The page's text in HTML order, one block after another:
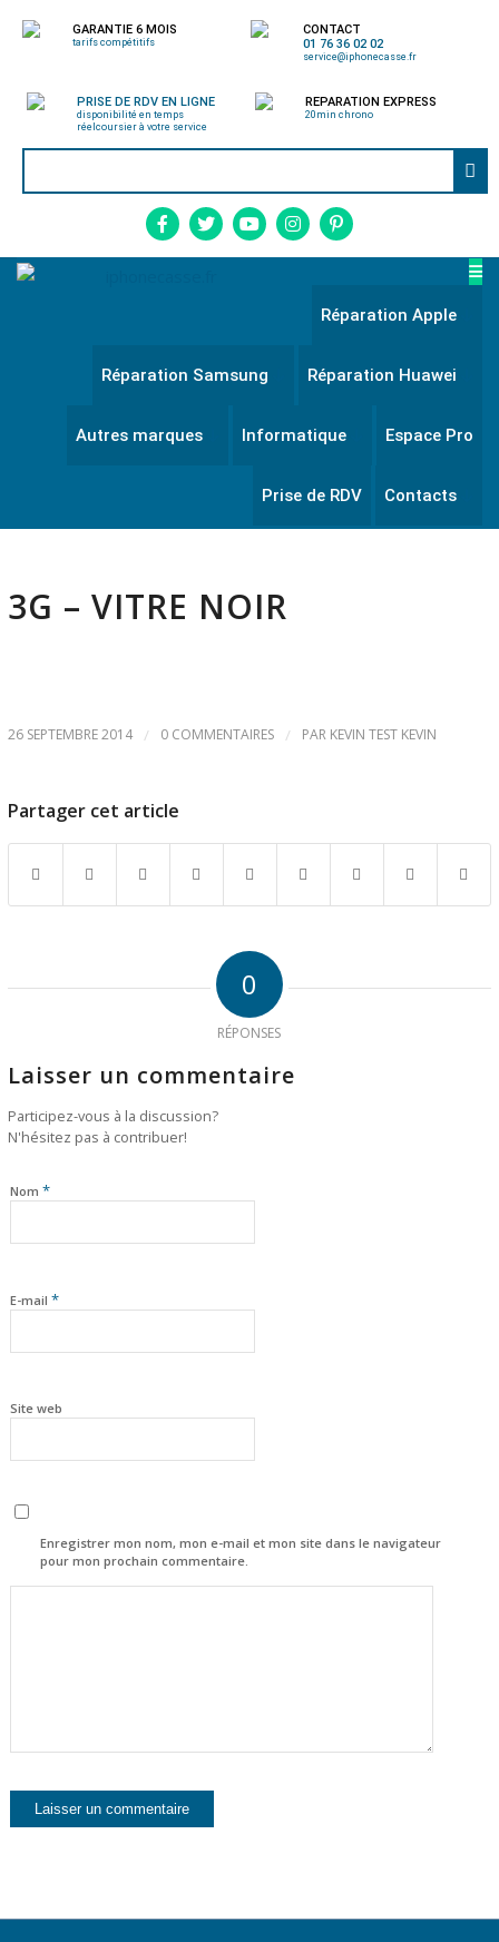
GARANTIE 6 MOIS
tarifs compétitifs
CONTACT
01 76 36 02 02
service@iphonecasse.fr
PRISE DE RDV EN LIGNE
disponibilité en temps
réelcoursier à votre service
REPARATION EXPRESS
20min chrono
Réparation Apple
Réparation Samsung Réparation Huawei
Autres marques Informatique Espace Pro
Prise de RDV Contacts
3G – VITRE NOIR
26 SEPTEMBRE 2014 / 0 COMMENTAIRES / PAR KEVIN TEST KEVIN
Partager cet article
0
RÉPONSES
Laisser un commentaire
Participez-vous à la discussion?
N'hésitez pas à contribuer!
Nom *
E-mail *
Site web
Enregistrer mon nom, mon e-mail et mon site dans le navigateur
pour mon prochain commentaire.